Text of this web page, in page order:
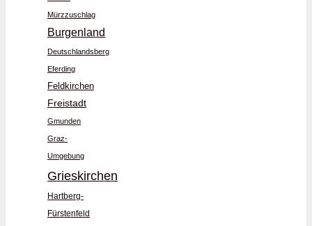
Mürzzuschlag
Burgenland
Deutschlandsberg
Eferding
Feldkirchen
Freistadt
Gmunden
Graz-
Umgebung
Grieskirchen
Hartberg-
Fürstenfeld